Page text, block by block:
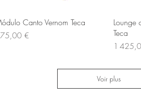
Aperçu rapide
Canto Vernom Teca
€
Lounge
Teca
Prix
1
Voir plus